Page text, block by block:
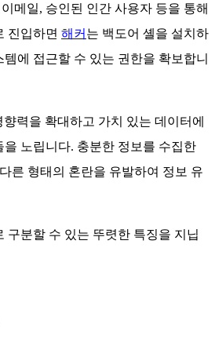
메일, 승인된 인간 사용자 등을 통해
진입하면 해커 는 백도어 셸을 설치하
에 접근할 수 있는 권한을 확보합니
력을 확대하고 가치 있는 데이터에
노립니다. 충분한 정보를 수집한
른 형태의 혼란을 유발하여 정보 유
구분할 수 있는 뚜렷한 특징을 지닙